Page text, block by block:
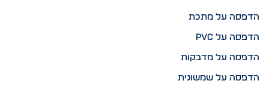
הדפסה על מתכת
הדפסה על PVC
הדפסה על מדבקות
הדפסה על שמשונית